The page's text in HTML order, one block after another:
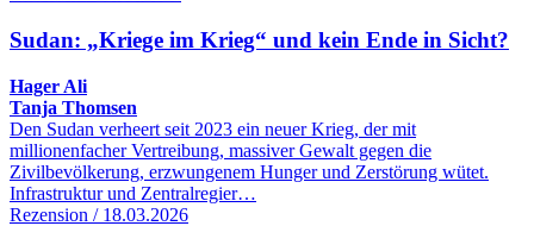
Sudan: „Kriege im Krieg“ und kein Ende in Sicht?
Hager Ali
Tanja Thomsen
Den Sudan verheert seit 2023 ein neuer Krieg, der mit
millionenfacher Vertreibung, massiver Gewalt gegen die
Zivilbevölkerung, erzwungenem Hunger und Zerstörung wütet.
Infrastruktur und Zentralregier…
Rezension / 18.03.2026